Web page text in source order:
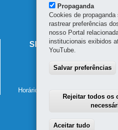
Navegação
principal
SECRETARIA DE
80610-011-Curitiba
Horário de atendimento: de
Propaganda
Cookies de
rastrear preferências
nosso Portal
institucionais exibidos
YouTube.
Salvar preferências
Rejeitar todos os
Aceitar tudo